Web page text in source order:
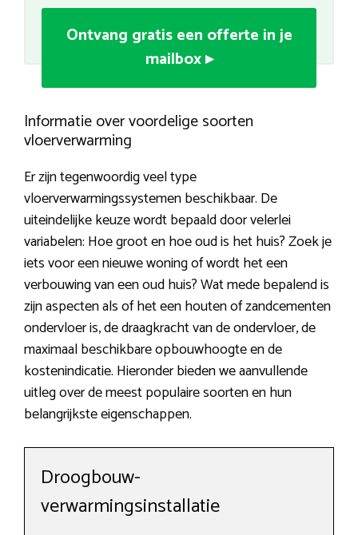
Ontvang gratis een offerte in je
mailbox ▸
Informatie over voordelige soorten
vloerverwarming
Er zijn tegenwoordig veel type
vloerverwarmingssystemen beschikbaar. De
uiteindelijke keuze wordt bepaald door velerlei
variabelen: Hoe groot en hoe oud is het huis? Zoek je
iets voor een nieuwe woning of wordt het een
verbouwing van een oud huis? Wat mede bepalend is
zijn aspecten als of het een houten of zandcementen
ondervloer is, de draagkracht van de ondervloer, de
maximaal beschikbare opbouwhoogte en de
kostenindicatie. Hieronder bieden we aanvullende
uitleg over de meest populaire soorten en hun
belangrijkste eigenschappen.
Droogbouw-
verwarmingsinstallatie